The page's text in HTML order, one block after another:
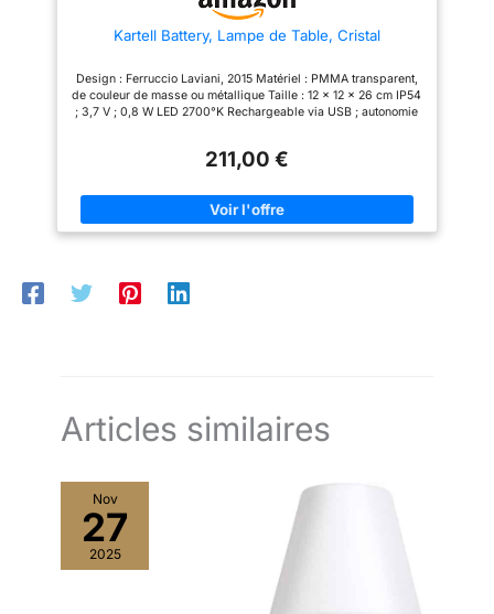
Kartell Battery, Lampe de Table, Cristal
Design : Ferruccio Laviani, 2015 Matériel : PMMA transparent,
de couleur de masse ou métallique Taille : 12 x 12 x 26 cm IP54
; 3,7 V ; 0,8 W LED 2700°K Rechargeable via USB ; autonomie
211,00 €
Articles similaires
Nov
27
2025